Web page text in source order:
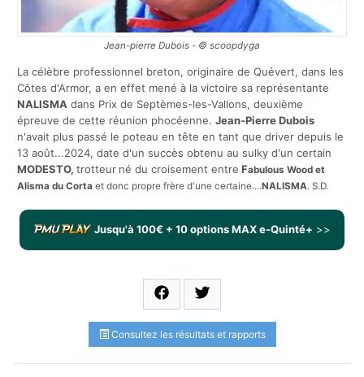
Jean-pierre Dubois - © scoopdyga
La célèbre professionnel breton, originaire de Quévert, dans les
Côtes d'Armor, a en effet mené à la victoire sa représentante
NALISMA dans Prix de Septèmes-les-Vallons, deuxième
épreuve de cette réunion phocéenne. Jean-Pierre Dubois
n'avait plus passé le poteau en tête en tant que driver depuis le
13 août...2024, date d'un succès obtenu au sulky d'un certain
MODESTO, trotteur né du croisement entre Fabulous Wood et
Alisma du Corta et donc propre frère d'une certaine....NALISMA. S.D.
Jusqu'à 100€ + 10 options MAX e-Quinté+ >>
Consultez les résultats et rapports